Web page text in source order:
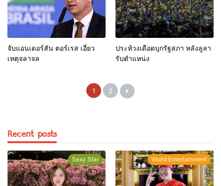
จับแอนเดอร์สัน ตอร์เรส เอี่ยว
เหตุจลาจล
ประท้วงเดือดบุกรัฐสภา หลังลูลา
รับตำแหน่ง
1 2
Recent posts
Sexy Star World Entertainment